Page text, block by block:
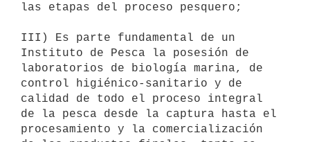
las etapas del proceso pesquero;
III) Es parte fundamental de un
Instituto de Pesca la posesión de
laboratorios de biología marina, de
control higiénico-sanitario y de
calidad de todo el proceso integral
de la pesca desde la captura hasta el
procesamiento y la comercialización